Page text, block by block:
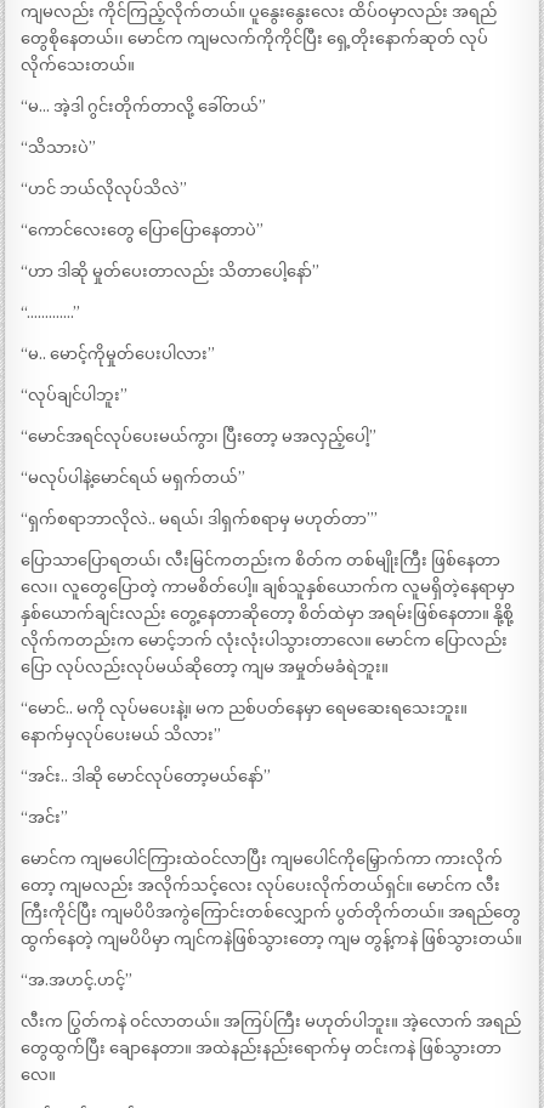
ကျမလည်း ကိုင်ကြည့်လိုက်တယ်။ ပူနွေးနွေးလေး ထိပ်ဝမှာလည်း အရည်
တွေစိုနေတယ်၊၊ မောင်က ကျမလက်ကိုကိုင်ပြီး ရှေ့တိုးနောက်ဆုတ် လုပ်
လိုက်သေးတယ်။
“မ… အဲ့ဒါ ဂွင်းတိုက်တာလို့ ခေါ်တယ်”
“သိသားပဲ”
“ဟင် ဘယ်လိုလုပ်သိလဲ”
“ကောင်လေးတွေ ပြောပြောနေတာပဲ”
“ဟာ ဒါဆို မှုတ်ပေးတာလည်း သိတာပေါ့နော်”
“………….”
“မ.. မောင့်ကိုမှုတ်ပေးပါလား”
“လုပ်ချင်ပါဘူး”
“မောင်အရင်လုပ်ပေးမယ်ကွာ၊ ပြီးတော့ မအလှည့်ပေါ့”
“မလုပ်ပါနဲ့မောင်ရယ် မရှက်တယ်”
“ရှက်စရာဘာလိုလဲ.. မရယ်၊ ဒါရှက်စရာမှ မဟုတ်တာ’”
ပြောသာပြောရတယ်၊ လီးမြင်ကတည်းက စိတ်က တစ်မျိုးကြီး ဖြစ်နေတာ
လေ၊၊ လူတွေပြောတဲ့ ကာမစိတ်ပေါ့။ ချစ်သူနှစ်ယောက်က လူမရှိတဲ့နေရာမှာ
နှစ်ယောက်ချင်းလည်း တွေ့နေတာဆိုတော့ စိတ်ထဲမှာ အရမ်းဖြစ်နေတာ။ နို့စို့
လိုက်ကတည်းက မောင့်ဘက် လုံးလုံးပါသွားတာလေ။ မောင်က ပြောလည်း
ပြော လုပ်လည်းလုပ်မယ်ဆိုတော့ ကျမ အမှုတ်မခံရဲဘူး။
“မောင်.. မကို လုပ်မပေးနဲ့။ မက ညစ်ပတ်နေမှာ ရေမဆေးရသေးဘူး။
နောက်မှလုပ်ပေးမယ် သိလား”
“အင်း.. ဒါဆို မောင်လုပ်တော့မယ်နော်”
“အင်း”
မောင်က ကျမပေါင်ကြားထဲဝင်လာပြီး ကျမပေါင်ကိုမြှောက်ကာ ကားလိုက်
တော့ ကျမလည်း အလိုက်သင့်လေး လုပ်ပေးလိုက်တယ်ရှင်။ မောင်က လီး
ကြီးကိုင်ပြီး ကျမပိပိအကွဲကြောင်းတစ်လျှောက် ပွတ်တိုက်တယ်။ အရည်တွေ
ထွက်နေတဲ့ ကျမပိပိမှာ ကျင်ကနဲဖြစ်သွားတော့ ကျမ တွန့်ကနဲ ဖြစ်သွားတယ်။
“အ.အဟင့်.ဟင့်”
လီးက ပြွတ်ကနဲ ဝင်လာတယ်။ အကြပ်ကြီး မဟုတ်ပါဘူး။ အဲ့လောက် အရည်
တွေထွက်ပြီး ချောနေတာ။ အထဲနည်းနည်းရောက်မှ တင်းကနဲ ဖြစ်သွားတာ
လေ။